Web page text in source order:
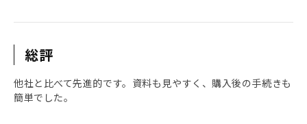
総評
他社と比べて先進的です。資料も見やすく、購入後の手続きも
簡単でした。